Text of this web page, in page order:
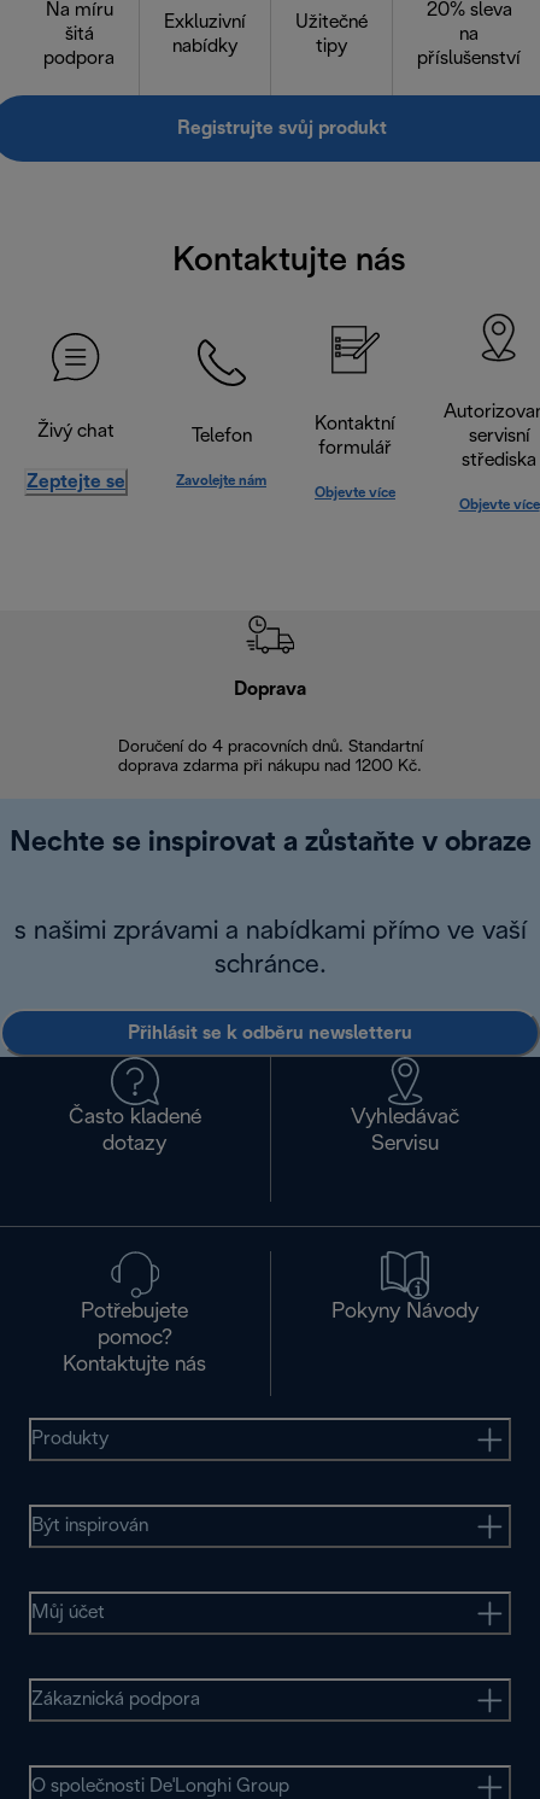
Na míru
šitá
podpora
Exkluzivní
nabídky
Užitečné
tipy
20% sleva
na
příslušenství
Registrujte svůj produkt
Kontaktujte nás
Živý chat
Zeptejte se
Telefon
Zavolejte nám
Kontaktní
formulář
Objevte více
servisní
střediska
Objevte více
Doprava
Doručení do 4 pracovních dnů. Standartní
doprava zdarma při nákupu nad 1200 Kč.
Nechte se inspirovat a zůstaňte v obraze
s našimi zprávami a nabídkami přímo ve vaší
schránce.
Přihlásit se k odběru newsletteru
Často kladené
dotazy
Vyhledávač
Servisu
Potřebujete
pomoc?
Kontaktujte nás
Pokyny Návody
Produkty
Být inspirován
Můj účet
Zákaznická podpora
O společnosti De'Longhi Group